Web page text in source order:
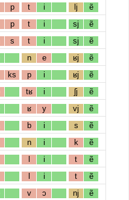
p t i lj ẽ
p t i sj ẽ
s t i sj ẽ
n e ʁj ẽ
ks p i ʁj ẽ
tʁ i ʃj ẽ
ʁ y vj ẽ
b i s ẽ
n i k ẽ
l i t ẽ
l i t ẽ
v ɔ nj ẽ